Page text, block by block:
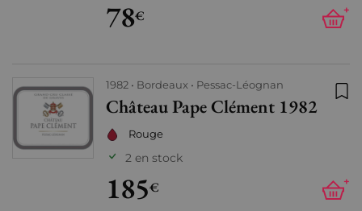
78€ +
1982 Bordeaux Pessac-Léognan
Château Pape Clément 1982
Rouge
2 en stock
185€ +